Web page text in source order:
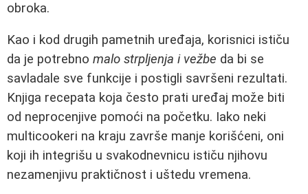
obroka.
Kao i kod drugih pametnih uređaja, korisnici ističu
da je potrebno malo strpljenja i vežbe da bi se
savladale sve funkcije i postigli savršeni rezultati.
Knjiga recepata koja često prati uređaj može biti
od neprocenjive pomoći na početku. Iako neki
multicookeri na kraju završe manje korišćeni, oni
koji ih integrišu u svakodnevnicu ističu njihovu
nezamenjivu praktičnost i uštedu vremena.